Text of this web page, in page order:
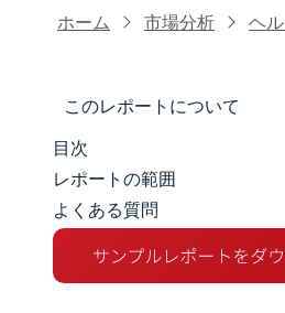
ホーム 市場分析 ヘ
このレポートについて
市場規模とシェア
市場分析
トレンドとインサイト
目次
レポートの範囲
よくある質問